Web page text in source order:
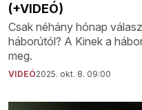
(+VIDEÓ)
Csak néhány hónap
háborútól? A Kinek a
meg.
VIDEÓ2025. okt. 8. 09:00